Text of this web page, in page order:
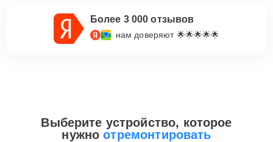
Более 3 000 отзывов
нам доверяют 🌟🌟🌟🌟🌟
Выберите устройство, которое
нужноотремонтировать